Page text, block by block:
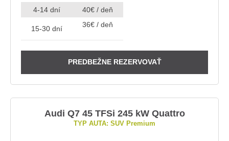
4-14 dní
40€ / deň
15-30 dní 36€ / deň
PREDBEŽNE REZERVOVAŤ
Audi Q7 45 TFSi 245 kW Quattro
TYP AUTA: SUV Premium